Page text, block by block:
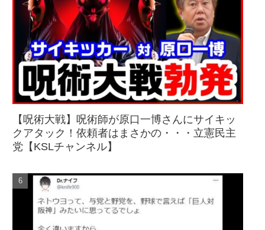
【呪術大戦】呪術師が原口一博さんにサイキッ
クアタック！依頼者はまさかの・・・立憲民主
党【KSLチャンネル】